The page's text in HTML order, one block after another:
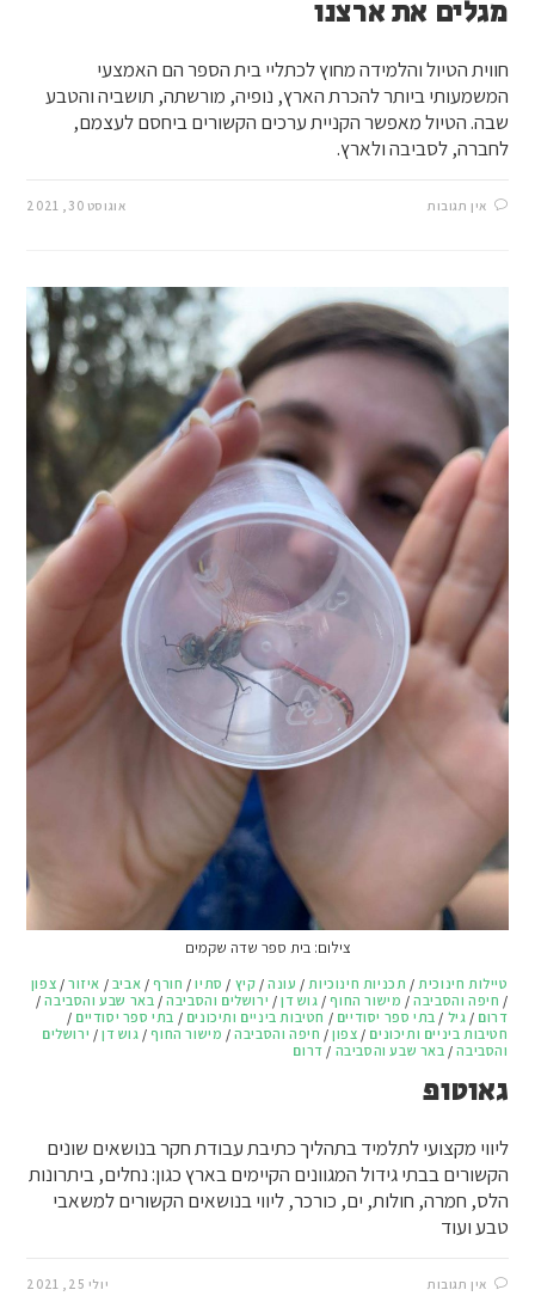
מגלים את ארצנו
חווית הטיול והלמידה מחוץ לכתליי בית הספר הם האמצעי
המשמעותי ביותר להכרת הארץ, נופיה, מורשתה, תושביה והטבע
שבה. הטיול מאפשר הקניית ערכים הקשורים ביחסם לעצמם,
לחברה, לסביבה ולארץ.
אין תגובות אוגוסט 30, 2021
צילום: בית ספר שדה שקמים
טיילות חינוכית / תכניות חינוכיות / עונה/ קיץ / סתיו/ חורף/ אביב / איזור/ צפון
/ חיפה והסביבה/ מישור החוף/ גוש דן / ירושלים והסביבה/ באר שבע והסביבה/
דרום / גיל / בתי ספר יסודיים / חטיבות ביניים ותיכונים / בתי ספר יסודיים /
חטיבות ביניים ותיכונים / צפון/ חיפה והסביבה/ מישור החוף/ גוש דן / ירושלים
והסביבה/ באר שבע והסביבה / דרום
גאוטופ
ליווי מקצועי לתלמיד בתהליך כתיבת עבודת חקר בנושאים שונים
הקשורים בבתי גידול המגוונים הקיימים בארץ כגון: נחלים, ביתרונות
הלס, חמרה, חולות, ים, כורכר, ליווי בנושאים הקשורים למשאבי
טבע ועוד
אין תגובות יולי 25, 2021